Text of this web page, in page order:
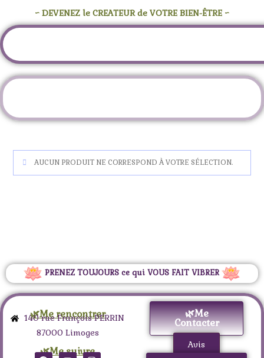
~ DEVENEZ le CREATEUR de VOTRE BIEN-ÊTRE ~
AUCUN PRODUIT NE CORRESPOND À VOTRE SÉLECTION.
PRENEZ TOUJOURS ce qui VOUS FAIT VIBRER
🌿Me rencontrer
140 rue François PERRIN
87000 Limoges
🌿Me
Contacter
🌿Me suivre
Avis